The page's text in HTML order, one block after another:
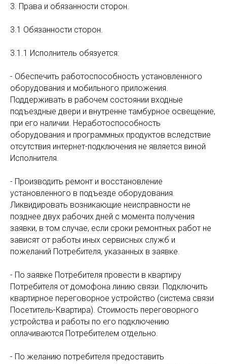
3. Права и обязанности сторон.
3.1 Обязанности сторон.
3.1.1 Исполнитель обязуется:
- Обеспечить работоспособность установленного
оборудования и мобильного приложения.
Поддерживать в рабочем состоянии входные
подъездные двери и внутренне тамбурное освещение,
при его наличии. Неработоспособность
оборудования и программных продуктов вследствие
отсутствия интернет-подключения не является виной
Исполнителя.
- Производить ремонт и восстановление
установленного в подъезде оборудования.
Ликвидировать возникающие неисправности не
позднее двух рабочих дней с момента получения
заявки, в том случае, если сроки ремонтных работ не
зависят от работы иных сервисных служб и
пожеланий Потребителя, указанных в заявке.
- По заявке Потребителя провести в квартиру
Потребителя от домофона линию связи. Подключить
квартирное переговорное устройство (система связи
Посетитель-Квартира). Стоимость переговорного
устройства и работы по его подключению
оплачиваются Потребителем отдельно.
- По желанию потребителя предоставить